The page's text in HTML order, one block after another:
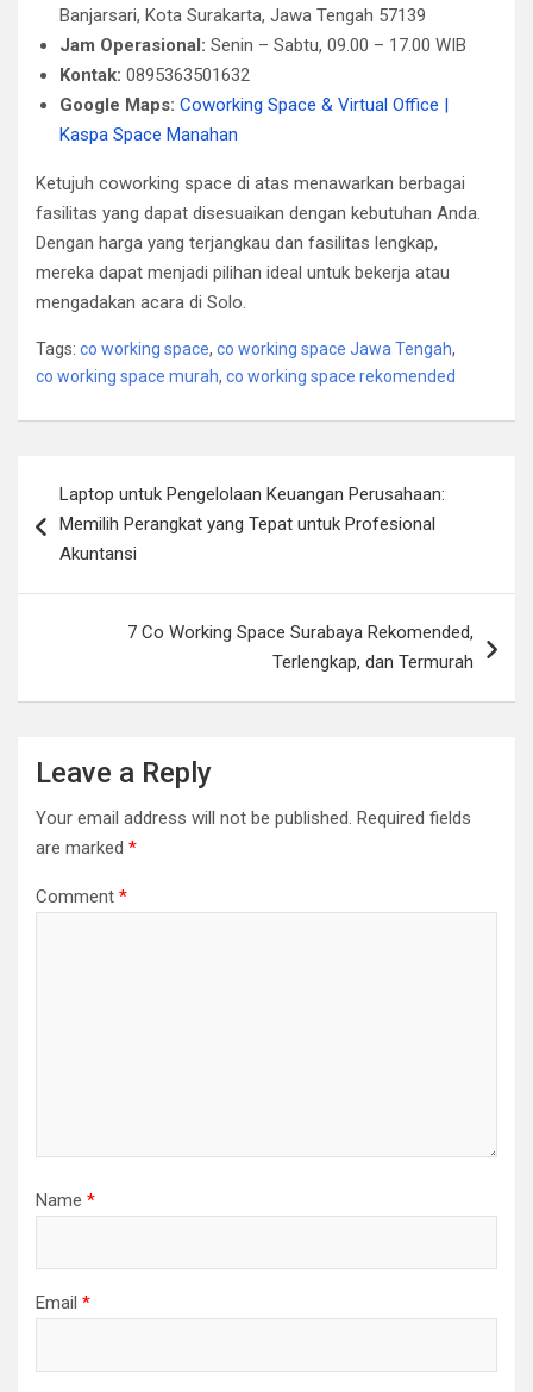
Banjarsari, Kota Surakarta, Jawa Tengah 57139
Jam Operasional: Senin – Sabtu, 09.00 – 17.00 WIB
Kontak: 0895363501632
Google Maps: Coworking Space & Virtual Office |
Kaspa Space Manahan
Ketujuh coworking space di atas menawarkan berbagai
fasilitas yang dapat disesuaikan dengan kebutuhan Anda.
Dengan harga yang terjangkau dan fasilitas lengkap,
mereka dapat menjadi pilihan ideal untuk bekerja atau
mengadakan acara di Solo.
Tags: co working space, co working space Jawa Tengah,
co working space murah, co working space rekomended
navigation
Laptop untuk Pengelolaan Keuangan Perusahaan:
Memilih Perangkat yang Tepat untuk Profesional
Akuntansi
7 Co Working Space Surabaya Rekomended,
Terlengkap, dan Termurah
Leave a Reply
Your email address will not be published. Required fields
are marked *
Comment *
Name *
Email *